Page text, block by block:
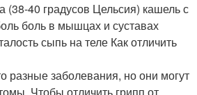
(38-40 градусов Цельсия) кашель с
боль в мышцах и суставах
сыпь на теле Как отличить
разные заболевания, но они могут